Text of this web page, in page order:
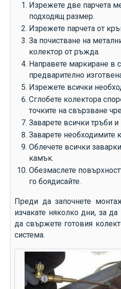
Изрежете две парчета
подходящ размер.
Изрежете парчета от
За почистване на
колектор от ръжда.
Направете маркиране в
предварително
Изрежете всички
Сглобете колектора
точките на свързване
Заварете всички тръби
Заварете необходимите
Облечете всички
камък.
Обезмаслете
го боядисайте.
Преди да започнете
изчакате няколко дни, за да
да свържете готовия
система.